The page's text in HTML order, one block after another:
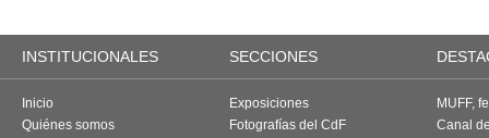
INSTITUCIONALES SECCIONES
Inicio
Quiénes somos
Exposiciones
Fotografías del CdF
MUFF,
Canal